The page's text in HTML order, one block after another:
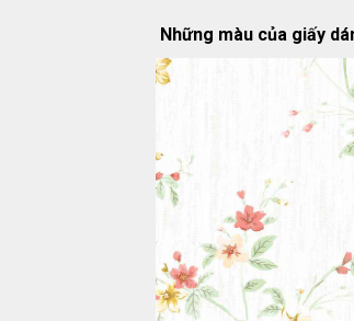
Những màu của giấy